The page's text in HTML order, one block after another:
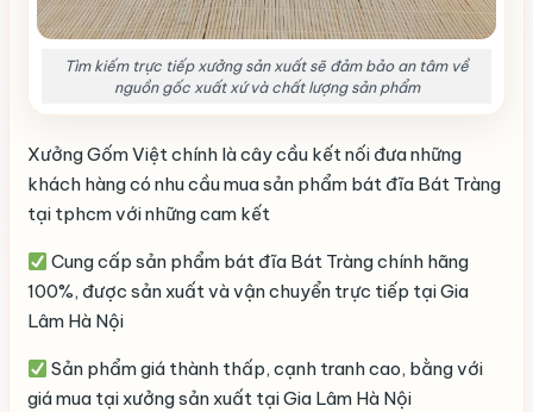
Tìm kiếm trực tiếp xưởng sản xuất sẽ đảm bảo an tâm về
nguồn gốc xuất xứ và chất lượng sản phẩm
Xưởng Gốm Việt chính là cây cầu kết nối đưa những
khách hàng có nhu cầu mua sản phẩm bát đĩa Bát Tràng
tại tphcm với những cam kết
Cung cấp sản phẩm bát đĩa Bát Tràng chính hãng
100%, được sản xuất và vận chuyển trực tiếp tại Gia
Lâm Hà Nội
Sản phẩm giá thành thấp, cạnh tranh cao, bằng với
giá mua tại xưởng sản xuất tại Gia Lâm Hà Nội